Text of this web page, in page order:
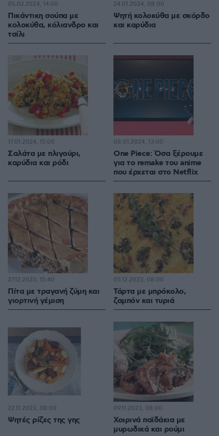
Πικάντικη σούπα με
κολοκύθα, κόλιανδρο και
τσίλι
05.02.2024, 14:00
Ψητή κολοκύθα με σκόρδο
και καρύδια
24.01.2024, 08:00
Σαλάτα με πλιγούρι,
καρύδια και ρόδι
17.01.2024, 15:00
One Piece: Όσα ξέρουμε
για το remake του anime
που έρχεται στο Netflix
08.01.2024, 13:00
Πίτα με τραγανή ζύμη και
γιορτινή γέμιση
27.12.2023, 15:40
Τάρτα με μπρόκολο,
ζαμπόν και τυριά
05.12.2023, 08:00
Ψητές ρίζες της γης
22.11.2023, 08:00
Χοιρινά παϊδάκια με
μυρωδικά και ρούμι
09.11.2023, 08:00